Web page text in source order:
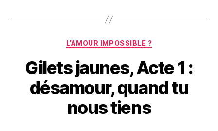
Catégories
L’AMOUR IMPOSSIBLE ?
Gilets jaunes, Acte 1 :
désamour, quand tu
nous tiens